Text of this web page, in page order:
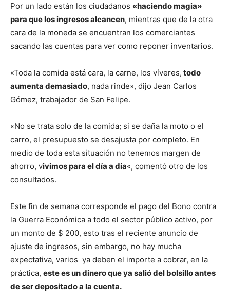
Por un lado están los ciudadanos «haciendo magia»
para que los ingresos alcancen, mientras que de la otra
cara de la moneda se encuentran los comerciantes
sacando las cuentas para ver como reponer inventarios.
«Toda la comida está cara, la carne, los víveres, todo
aumenta demasiado, nada rinde», dijo Jean Carlos
Gómez, trabajador de San Felipe.
«No se trata solo de la comida; si se daña la moto o el
carro, el presupuesto se desajusta por completo. En
medio de toda esta situación no tenemos margen de
ahorro, vivimos para el día a día«, comentó otro de los
consultados.
Este fin de semana corresponde el pago del Bono contra
la Guerra Económica a todo el sector público activo, por
un monto de $ 200, esto tras el reciente anuncio de
ajuste de ingresos, sin embargo, no hay mucha
expectativa, varios ya deben el importe a cobrar, en la
práctica, este es un dinero que ya salió del bolsillo antes
de ser depositado a la cuenta.